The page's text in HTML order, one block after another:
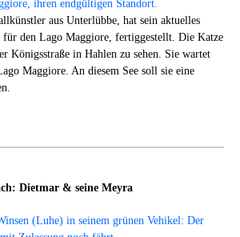
aus Unterlübbe, hat sein aktuelles
für den Lago Maggiore, fertiggestellt. Die Katze
Königsstraße in Hahlen zu sehen. Sie wartet
Maggiore. An diesem See soll sie eine
Dietmar & seine Meyra